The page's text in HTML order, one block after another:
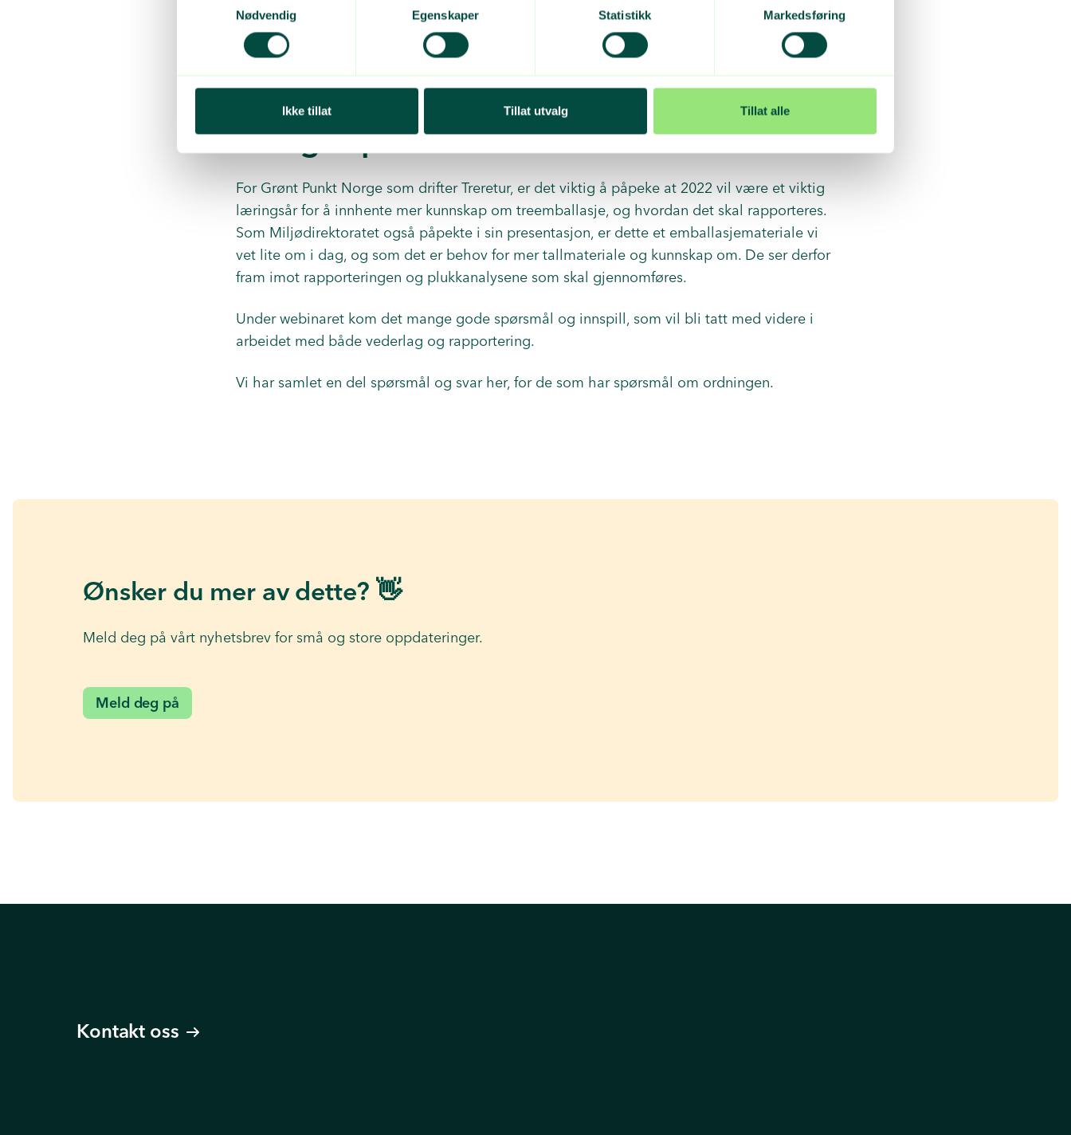
Nødvendig
Egenskaper Statistikk Markedsføring
Ikke tillat Tillat utvalg Tillat alle
Mange spørsmål
For Grønt Punkt Norge som drifter Treretur, er det viktig å påpeke at 2022 vil være et viktig
læringsår for å innhente mer kunnskap om treemballasje, og hvordan det skal rapporteres.
Som Miljødirektoratet også påpekte i sin presentasjon, er dette et emballasjemateriale vi
vet lite om i dag, og som det er behov for mer tallmateriale og kunnskap om. De ser derfor
fram imot rapporteringen og plukkanalysene som skal gjennomføres.
Under webinaret kom det mange gode spørsmål og innspill, som vil bli tatt med videre i
arbeidet med både vederlag og rapportering.
Vi har samlet en del spørsmål og svar her, for de som har spørsmål om ordningen.
Ønsker du mer av dette? 👋
Meld deg på vårt nyhetsbrev for små og store oppdateringer.
Meld deg på
Kontakt oss